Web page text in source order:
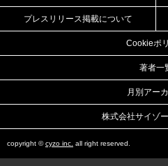
プレスリリース掲載について
Cookieポ
著者一
月別アー
株式会社サイゾ
copyright ©cyzo inc. all right reserved.